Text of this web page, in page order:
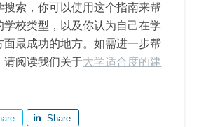
搜索，你可以使用这个指南来帮
校类型，以及你认为自己在学
面最成功的地方。如需进一步帮
请阅读我们关于大学适合度的建
Share